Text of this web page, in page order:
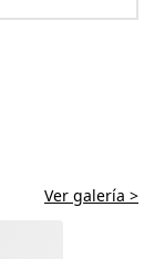
Ver galería >